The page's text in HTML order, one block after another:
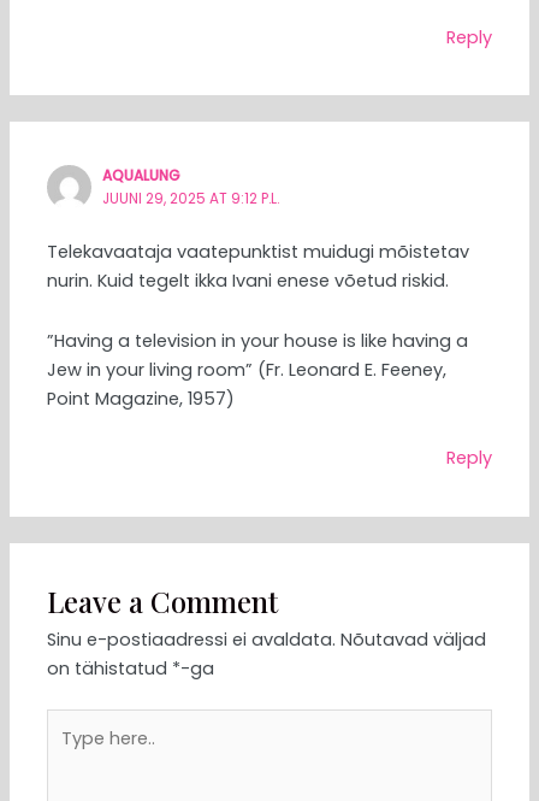
Reply
AQUALUNG
JUUNI 29, 2025 AT 9:12 P.L.
Telekavaataja vaatepunktist muidugi mõistetav
nurin. Kuid tegelt ikka Ivani enese võetud riskid.
”Having a television in your house is like having a
Jew in your living room” (Fr. Leonard E. Feeney,
Point Magazine, 1957)
Reply
Leave a Comment
Sinu e-postiaadressi ei avaldata. Nõutavad väljad
on tähistatud *-ga
here..